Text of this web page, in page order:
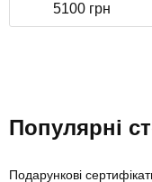
5100 грн
Популярні
Подарункові